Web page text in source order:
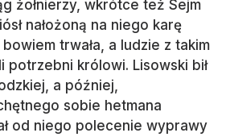
żołnierzy, wkrótce też Sejm
nałożoną na niego karę
trwała, a ludzie z takim
potrzebni królowi. Lisowski bił
a później,
sobie hetmana
od niego polecenie wyprawy